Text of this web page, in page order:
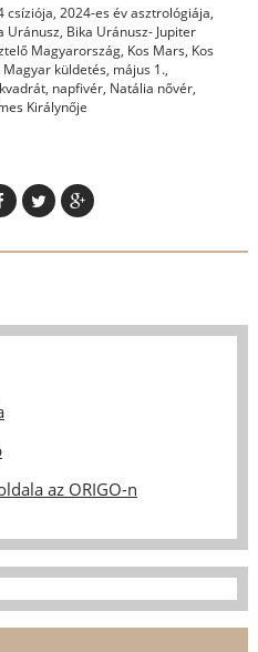
csíziója, 2024-es év asztrológiája,
Uránusz, Bika Uránusz- Jupiter
Magyarország, Kos Mars, Kos
Magyar küldetés, május 1.,
, napfivér, Natália nővér,
Királynője
az ORIGO-n